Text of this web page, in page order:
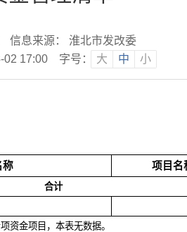
信息来源： 淮北市发改委
02 17:00
字号： 大 中 小
称 项目名
合计
资金项目，本表无数据。